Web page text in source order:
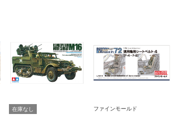
在庫なし
ファインモールド